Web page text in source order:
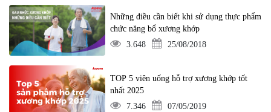
Những điều cần biết khi sử dụng thực phẩm
chức năng bổ xương khớp
3.648
25/08/2018
TOP 5 viên uống hỗ trợ xương khớp tốt
nhất 2025
7.346
07/05/2019